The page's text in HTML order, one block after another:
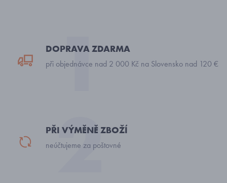
DOPRAVA ZDARMA
při objednávce nad 2 000 Kč na Slovensko nad 120 €
PŘI VÝMĚNĚ ZBOŽÍ
neúčtujeme za poštovné